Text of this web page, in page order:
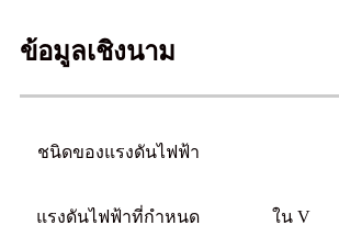
ข้อมูลเชิงนาม
ชนิดของแรงดันไฟฟ้า
แรงดันไฟฟ้าที่กำหนด ใน V